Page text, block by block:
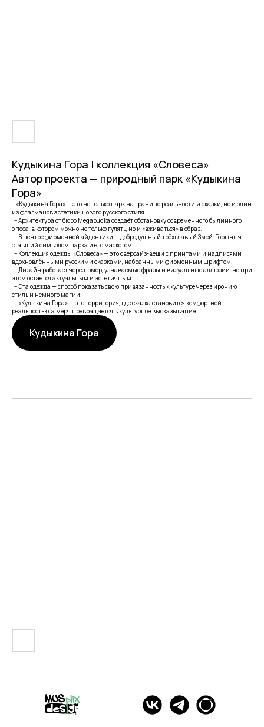
Кудыкина Гора | коллекция «Словеса»
Автор проекта — природный парк «Кудыкина
Гора»
– «Кудыкина Гора» — это не только парк на границе реальности и сказки, но и один
из флагманов эстетики нового русского стиля.
– Архитектура от бюро Megabudka создаёт обстановку современного былинного
эпоса, в котором можно не только гулять, но и «вживаться» в образ.
– В центре фирменной айдентики — добродушный трёхглавый Змей-Горыныч,
ставший символом парка и его маскотом.
– Коллекция одежды «Словеса» — это оверсайз-вещи с принтами и надписями,
вдохновлёнными русскими сказками, набранными фирменным шрифтом.
– Дизайн работает через юмор, узнаваемые фразы и визуальные аллюзии, но при
этом остаётся актуальным и эстетичным.
– Эта одежда — способ показать свою привязанность к культуре через иронию,
стиль и немного магии.
– «Кудыкина Гора» — это территория, где сказка становится комфортной
реальностью, а мерч превращается в культурное высказывание.
Кудыкина Гора
Орнамент как язык | проект Любы Тепцовой
Автор проекта — Люба Тепцова